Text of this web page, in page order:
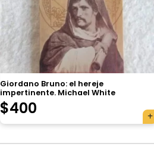
Giordano Bruno: el hereje
impertinente. Michael White
$400